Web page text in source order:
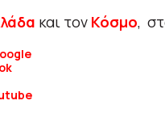
και τον Κόσμο,